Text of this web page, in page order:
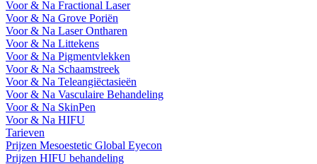
Voor & Na Fractional Laser
Voor & Na Grove Poriën
Voor & Na Laser Ontharen
Voor & Na Littekens
Voor & Na Pigmentvlekken
Voor & Na Schaamstreek
Voor & Na Teleangiëctasieën
Voor & Na Vasculaire Behandeling
Voor & Na SkinPen
Voor & Na HIFU
Tarieven
Prijzen Mesoestetic Global Eyecon
Prijzen HIFU behandeling